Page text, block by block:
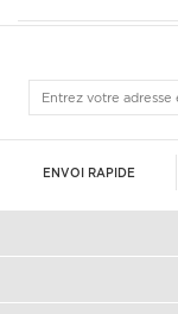
ENVOI RAPIDE